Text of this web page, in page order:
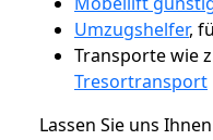
Umzugshelfer,
Transporte wie
Tresortransport
Lassen Sie uns